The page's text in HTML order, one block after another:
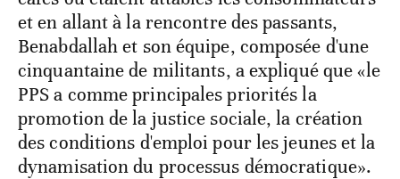
et en allant à la rencontre des passants,
Benabdallah et son équipe, composée d'une
cinquantaine de militants, a expliqué que «le
PPS a comme principales priorités la
promotion de la justice sociale, la création
des conditions d'emploi pour les jeunes et la
dynamisation du processus démocratique».